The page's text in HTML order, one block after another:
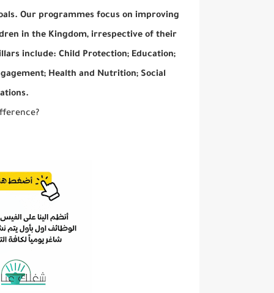
Our programmes focus on improving
in the Kingdom, irrespective of their
include: Child Protection; Education;
Health and Nutrition; Social